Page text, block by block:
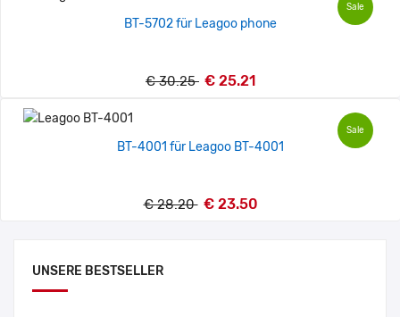
UNSERE BESTSELLER
Sale
BT-5702 für Leagoo phone
€ 30.25 € 25.21
Sale
BT-4001 für Leagoo BT-4001
€ 28.20 € 23.50